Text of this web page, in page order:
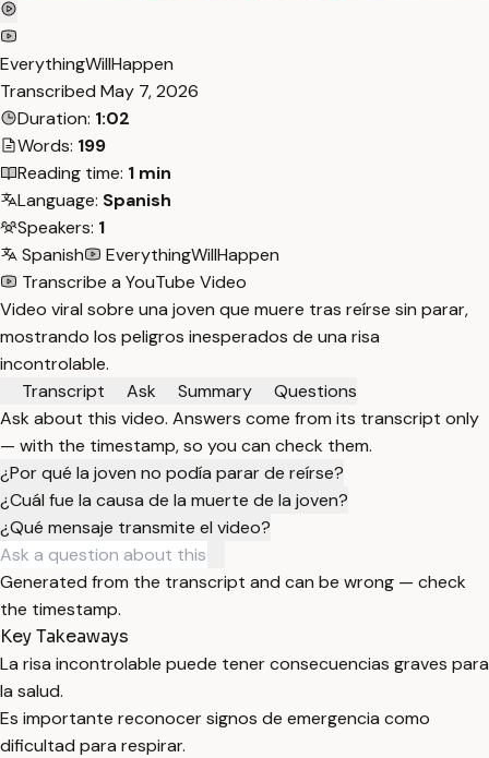
EverythingWillHappen
Transcribed May 7, 2026
Duration: 1:02
Words: 199
Reading time: 1 min
Language: Spanish
Speakers: 1
Spanish
EverythingWillHappen
Transcribe a YouTube Video
Video viral sobre una joven que muere tras reírse sin parar,
mostrando los peligros inesperados de una risa
incontrolable.
Transcript
Ask Summary
Questions
Ask about this video. Answers come from its transcript only
— with the timestamp, so you can check them.
¿Por qué la joven no podía parar de reírse?
¿Cuál fue la causa de la muerte de la joven?
¿Qué mensaje transmite el video?
Generated from the transcript and can be wrong — check
the timestamp.
Key Takeaways
La risa incontrolable puede tener consecuencias graves para
la salud.
Es importante reconocer signos de emergencia como
dificultad para respirar.